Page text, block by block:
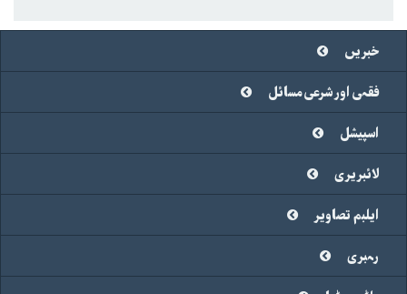
خبریں
فقہی اور شرعی مسائل
اسپیشل
لائبریری
ایلبم تصاویر
رہبری